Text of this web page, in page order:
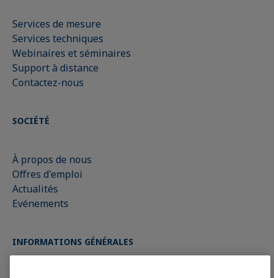
Services de mesure
Services techniques
Webinaires et séminaires
Support à distance
Contactez-nous
SOCIÉTÉ
À propos de nous
Offres d'emploi
Actualités
Evénements
INFORMATIONS GÉNÉRALES